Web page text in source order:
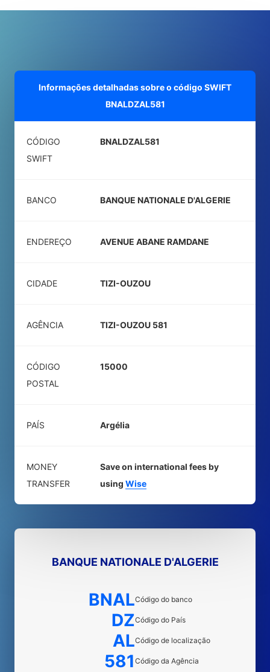
Informações detalhadas sobre o código SWIFT
BNALDZAL581
CÓDIGO
SWIFT
BNALDZAL581
BANCO BANQUE NATIONALE D'ALGERIE
ENDEREÇO AVENUE ABANE RAMDANE
CIDADE TIZI-OUZOU
AGÊNCIA TIZI-OUZOU 581
CÓDIGO
POSTAL
15000
PAÍS Argélia
MONEY
TRANSFER
Save on international fees by
using Wise
BANQUE NATIONALE D'ALGERIE
BNALCódigo do banco
DZCódigo do País
ALCódigo de localização
581 Código da Agência